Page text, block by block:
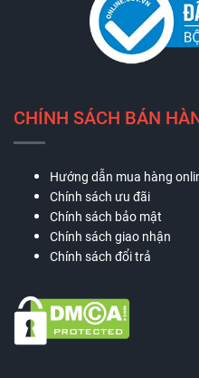
CHÍNH SÁCH BÁN
Hướng dẫn mua hàng
Chính sách ưu đãi
Chính sách bảo mật
Chính sách giao nhận
Chính sách đổi trả